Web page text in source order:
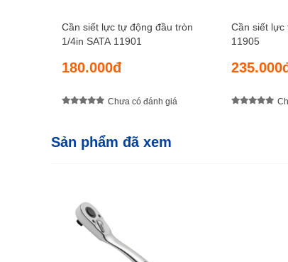
Cần siết lực tự động đầu tròn
1/4in SATA 11901
180.000đ
Chưa có đánh giá
Cần siết lực
11905
Sản phẩm đã xem